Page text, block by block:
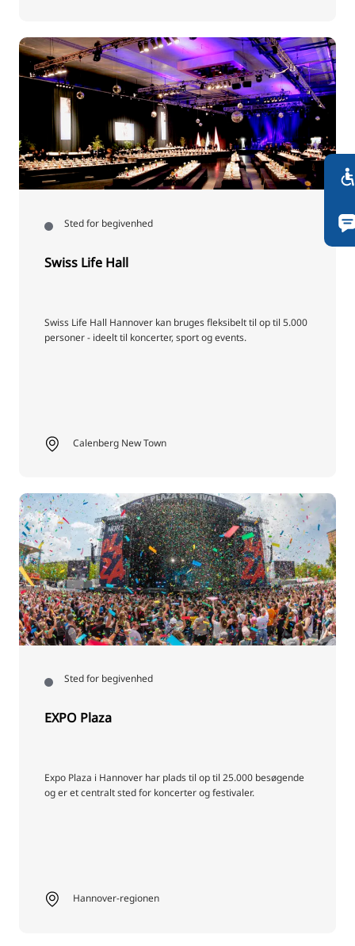
Sted for begivenhed
Swiss Life Hall
Swiss Life Hall Hannover kan bruges fleksibelt til op til 5.000
personer - ideelt til koncerter, sport og events.
Calenberg New Town
Sted for begivenhed
EXPO Plaza
Expo Plaza i Hannover har plads til op til 25.000 besøgende
og er et centralt sted for koncerter og festivaler.
Hannover-regionen